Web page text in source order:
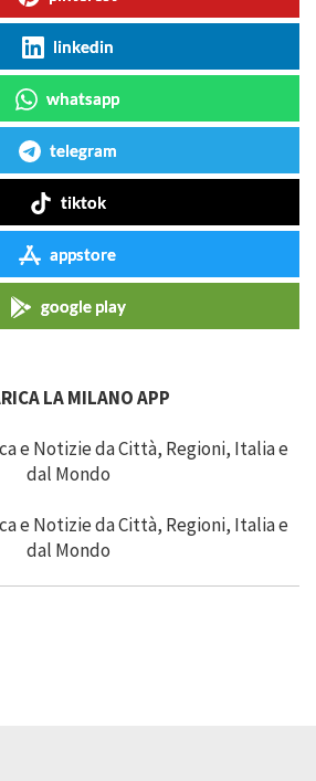
linkedin
whatsapp
telegram
tiktok
appstore
google play
LA MILANO APP